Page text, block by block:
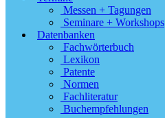
Messen + Tagungen
Seminare + Workshops
Datenbanken
Fachwörterbuch
Lexikon
Patente
Normen
Fachliteratur
Buchempfehlungen